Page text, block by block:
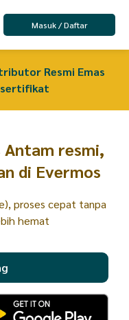
Masuk / Daftar
terbaik yang terbukti
resmi,
di Evermos
proses cepat tanpa
hemat